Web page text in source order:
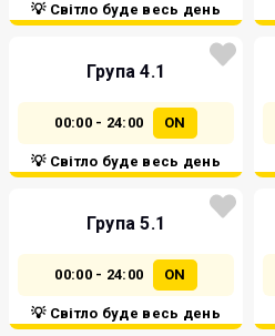
💡 Світло буде весь день
Група 4.1
00:00 - 24:00 ON
💡 Світло буде весь день
Група 5.1
00:00 - 24:00 ON
💡 Світло буде весь день